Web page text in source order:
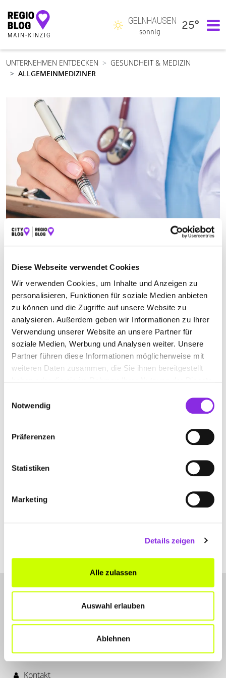
Diese Webseite verwendet Cookies
Wir verwenden Cookies, um Inhalte und Anzeigen zu
personalisieren, Funktionen für soziale Medien anbieten
zu können und die Zugriffe auf unsere Website zu
analysieren. Außerdem geben wir Informationen zu Ihrer
Verwendung unserer Website an unsere Partner für
soziale Medien, Werbung und Analysen weiter. Unsere
Partner führen diese Informationen möglicherweise mit
weiteren Daten zusammen, die Sie ihnen bereitgestellt
Notwendig
Präferenzen
Statistiken
Marketing
Details zeigen
Alle zulassen
Auswahl erlauben
Ablehnen
Hauptnavigation
GELNHAUSEN
sonnig
25°
UNTERNEHMEN ENTDECKEN
GESUNDHEIT & MEDIZIN
ALLGEMEINMEDIZINER
ALLGEMEINMEDIZINER IN LINSENGERICHT-
GEISLITZ
Suchen nach
Finden
NIDDERAU
DR. MED. ULRIKE SCHRÖDER-SCHWARZ
+49605174441
LET'S CONNECT
Kontakt